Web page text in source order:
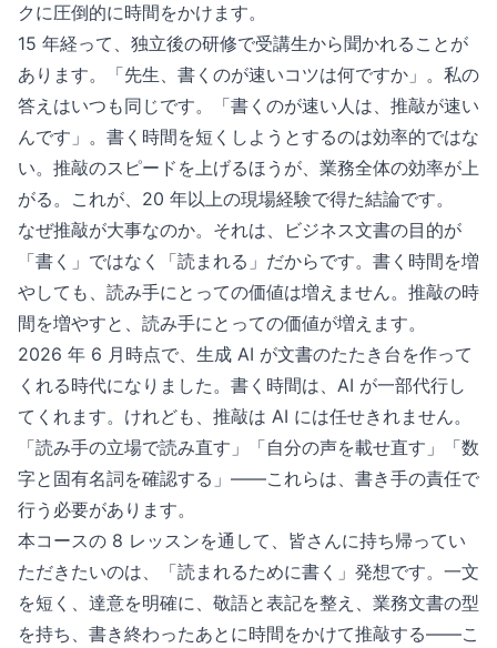
クに圧倒的に時間をかけます。
15 年経って、独立後の研修で受講生から聞かれることが
あります。「先生、書くのが速いコツは何ですか」。私の
答えはいつも同じです。「書くのが速い人は、推敲が速い
んです」。書く時間を短くしようとするのは効率的ではな
い。推敲のスピードを上げるほうが、業務全体の効率が上
がる。これが、20 年以上の現場経験で得た結論です。
なぜ推敲が大事なのか。それは、ビジネス文書の目的が
「書く」ではなく「読まれる」だからです。書く時間を増
やしても、読み手にとっての価値は増えません。推敲の時
間を増やすと、読み手にとっての価値が増えます。
2026 年 6 月時点で、生成 AI が文書のたたき台を作って
くれる時代になりました。書く時間は、AI が一部代行し
てくれます。けれども、推敲は AI には任せきれません。
「読み手の立場で読み直す」「自分の声を載せ直す」「数
字と固有名詞を確認する」——これらは、書き手の責任で
行う必要があります。
本コースの 8 レッスンを通して、皆さんに持ち帰ってい
ただきたいのは、「読まれるために書く」発想です。一文
を短く、達意を明確に、敬語と表記を整え、業務文書の型
を持ち、書き終わったあとに時間をかけて推敲する——こ